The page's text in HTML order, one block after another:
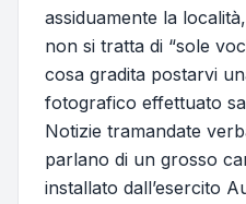
assiduamente la
non si tratta di “sole
cosa gradita postarvi
fotografico effettuato
Notizie tramandate
parlano di un grosso
installato dall’esercito